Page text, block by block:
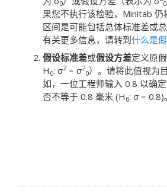
0 0
果您不执行该检验，Minitab
区间是可能包括总体标准差或
有关更多信息，请转到什么是
假设标准差或假设方差定义原
H 0: σ2= σ2
0）。 请将此值视为
如，一位工程师输入 0.8 以确
否不等于 0.8 毫米 (H 0: σ = 0.8)。